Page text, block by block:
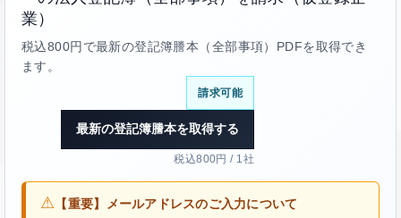
業）
税込800円で最新の登記簿謄本（全部事項）PDFを取得でき
ます。
請求可能
最新の登記簿謄本を取得する
税込800円 / 1社
⚠ 【重要】メールアドレスのご入力について